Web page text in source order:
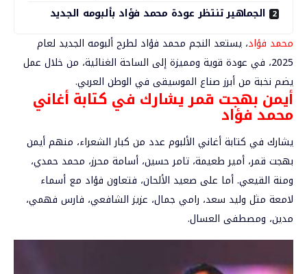
الجماهير تنتظر عودة محمد فؤاد بألبومه الجديد
محمد فؤاد، يستعد النجم محمد فؤاد لطرح ألبومه الجديد لعام
2025، في عودة قوية ومميزة إلى الساحة الغنائية، من خلال عمل
يضم نخبة من أبرز صناع الموسيقى في الوطن العربي.
أيمن بهجت قمر يشارك في كتابة أغاني
محمد فؤاد
يشارك في كتابة أغاني الألبوم عدد من كبار الشعراء، منهم أيمن
بهجت قمر، أمير طعيمة، تامر حسين، أسامة محرز، محمد حمدي،
ومنة القيعي. أما على صعيد الألحان، فتعاون فؤاد مع أسماء
لامعة مثل وليد سعد، رامي جمال، عزيز الشافعي، فارس فهمي،
مدين، ومصطفى العسال.